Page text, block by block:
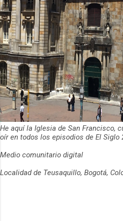
He aquí la Iglesia de San Francisco,
oír en todos los episodios de El Siglo
Medio comunitario digital
Localidad de Teusaquillo, Bogotá,